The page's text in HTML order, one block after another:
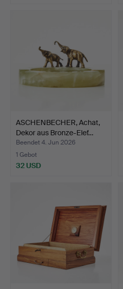
ASCHENBECHER, Achat,
Dekor aus Bronze-Elef…
Beendet 4. Jun 2026
1 Gebot
32 USD